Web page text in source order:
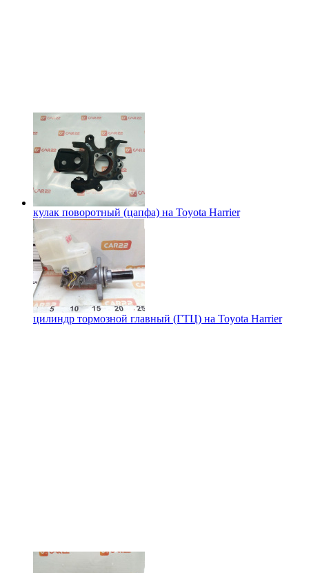
кулак поворотный (цапфа) на Toyota Harrier
цилиндр тормозной главный (ГТЦ) на Toyota Harrier